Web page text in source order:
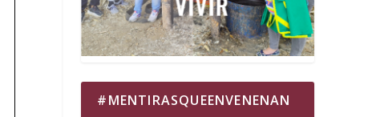
#MENTIRASQUEENVENENAN